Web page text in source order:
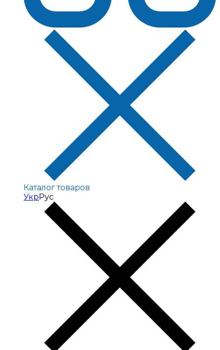
Каталог товаров
УкрРус